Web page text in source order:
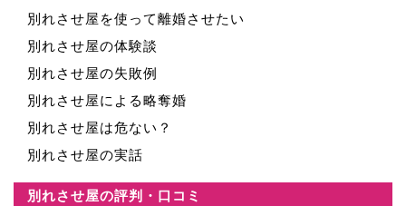
別れさせ屋を使って離婚させたい
別れさせ屋の体験談
別れさせ屋の失敗例
別れさせ屋による略奪婚
別れさせ屋は危ない？
別れさせ屋の実話
別れさせ屋の評判・口コミ